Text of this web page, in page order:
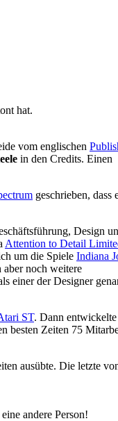
hat.
vom englischen
in den Credits. Einen
geschrieben, dass
Design
Attention to Detail
um die Spiele Indiana
noch weitere
einer der Designer
ST. Dann
besten Zeiten 75
ausübte. Die letzte
andere Person!